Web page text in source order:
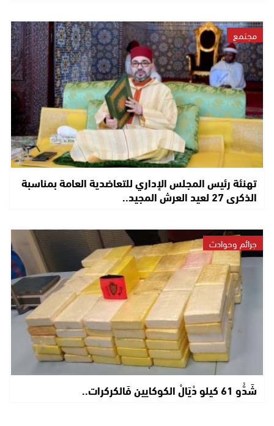
مجتمع
تهنئة رئيس المجلس الإداري للتعاضدية العامة بمناسبة
الذكرى 27 لعيد العرش المجيد..
جرائم وحوادث
شَدُّو 61 كيلو دْيَالْ الكوكايين فَالكركرات..